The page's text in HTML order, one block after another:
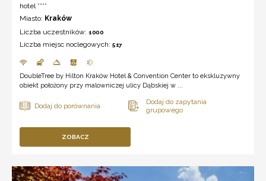
hotel ****
Miasto: Kraków
Liczba uczestników: 1000
Liczba miejsc noclegowych: 517
DoubleTree by Hilton Kraków Hotel & Convention Center to ekskluzywny
obiekt położony przy malowniczej ulicy Dąbskiej w ...
ZOBACZ